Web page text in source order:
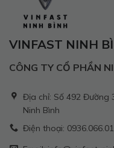
VINFAST NINH
CÔNG TY CỔ PHẦN
Địa chỉ: Số 492 Đường
Ninh Bình
Điện thoại: